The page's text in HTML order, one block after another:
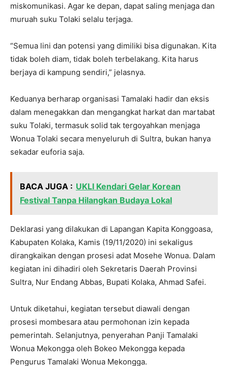
miskomunikasi. Agar ke depan, dapat saling menjaga dan
muruah suku Tolaki selalu terjaga.
“Semua lini dan potensi yang dimiliki bisa digunakan. Kita
tidak boleh diam, tidak boleh terbelakang. Kita harus
berjaya di kampung sendiri,” jelasnya.
Keduanya berharap organisasi Tamalaki hadir dan eksis
dalam menegakkan dan mengangkat harkat dan martabat
suku Tolaki, termasuk solid tak tergoyahkan menjaga
Wonua Tolaki secara menyeluruh di Sultra, bukan hanya
sekadar euforia saja.
BACA JUGA : UKLI Kendari Gelar Korean
Festival Tanpa Hilangkan Budaya Lokal
Deklarasi yang dilakukan di Lapangan Kapita Konggoasa,
Kabupaten Kolaka, Kamis (19/11/2020) ini sekaligus
dirangkaikan dengan prosesi adat Mosehe Wonua. Dalam
kegiatan ini dihadiri oleh Sekretaris Daerah Provinsi
Sultra, Nur Endang Abbas, Bupati Kolaka, Ahmad Safei.
Untuk diketahui, kegiatan tersebut diawali dengan
prosesi mombesara atau permohonan izin kepada
pemerintah. Selanjutnya, penyerahan Panji Tamalaki
Wonua Mekongga oleh Bokeo Mekongga kepada
Pengurus Tamalaki Wonua Mekongga.